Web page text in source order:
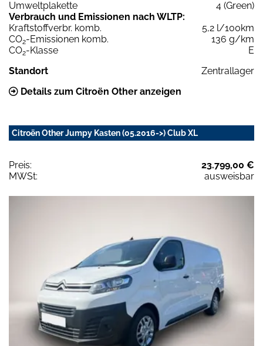
Umweltplakette
4 (Green)
Verbrauch und Emissionen nach WLTP:
Kraftstoffverbr. komb.
5,2 l/100km
CO2-Emissionen komb.
136 g/km
CO2-Klasse
E
Standort
Zentrallager
Details zum Citroën Other anzeigen
Citroën Other Jumpy Kasten (05.2016->) Club XL
Preis:
23.799,00 €
MWSt:
ausweisbar